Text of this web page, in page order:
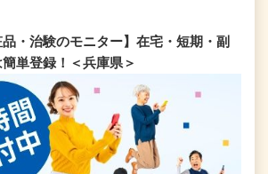
品・治験のモニター】在宅・短期・副
単登録！＜兵庫県＞